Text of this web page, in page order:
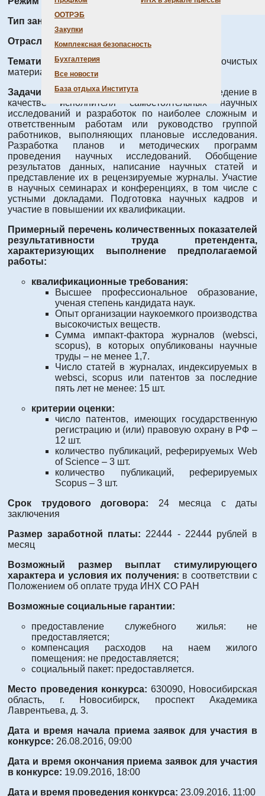
ООТРЭБ
Закупки
Комплексная безопасность
Бухгалтерия
Все новости
База отдыха Института
Тип занятости:Полная занятость
Отрасль науки:прикладная химия
Тематика исследований:
Получение высокочистых
материалов: Bi, Bi2O3, SiI4, LaBr(Ce)3.
Задачи (перечень трудовых функций):
Проведение в
качестве исполнителя самостоятельных научных
исследований и разработок по наиболее сложным и
ответственным работам или руководство группой
работников, выполняющих плановые исследования.
Разработка планов и методических программ
проведения научных исследований. Обобщение
результатов данных, написание научных статей и
представление их в рецензируемые журналы. Участие
в научных семинарах и конференциях, в том числе с
устными докладами. Подготовка научных кадров и
участие в повышении их квалификации.
Примерный перечень количественных показателей
результативности труда претендента,
характеризующих выполнение предполагаемой
работы:
квалификационные требования:
Высшее профессиональное образование,
ученая степень кандидата наук.
Опыт организации наукоемкого производства
высокочистых веществ.
Сумма импакт-фактора журналов (websci,
scopus), в которых опубликованы научные
труды – не менее 1,7.
Число статей в журналах, индексируемых в
websci, scopus или патентов за последние
пять лет не менее: 15 шт.
критерии оценки:
число патентов, имеющих государственную
регистрацию и (или) правовую охрану в РФ –
12 шт.
количество публикаций, реферируемых Web
of Science – 3 шт.
количество публикаций, реферируемых
Scopus – 3 шт.
Срок трудового договора: 24 месяца с даты
заключения
Размер заработной платы: 22444 - 22444 рублей в
месяц
Возможный размер выплат стимулирующего
характера и условия их получения: в соответствии с
Положением об оплате труда ИНХ СО РАН
Возможные социальные гарантии:
предоставление служебного жилья: не
предоставляется;
компенсация расходов на наем жилого
помещения: не предоставляется;
социальный пакет: предоставляется.
Место проведения конкурса: 630090, Новосибирская
область, г. Новосибирск, проспект Академика
Лаврентьева, д. 3.
Дата и время начала приема заявок для участия в
конкурсе: 26.08.2016, 09:00
Дата и время окончания приема заявок для участия
в конкурсе: 19.09.2016, 18:00
Дата и время проведения конкурса: 23.09.2016, 11:00